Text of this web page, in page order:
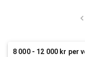
8 000 - 12 000 kr per